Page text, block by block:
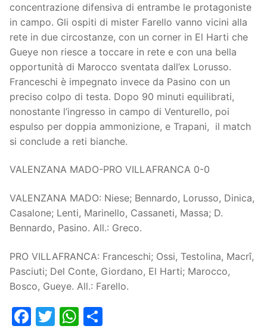
Piccoli amici
Pulcini
Primi calci
Esordienti
Juniores
Eccellenza
Settore Giovanile
Contatti
Sponsor
concentrazione difensiva di entrambe le protagoniste
in campo. Gli ospiti di mister Farello vanno vicini alla
rete in due circostanze, con un corner in El Harti che
Gueye non riesce a toccare in rete e con una bella
opportunità di Marocco sventata dall’ex Lorusso.
Franceschi è impegnato invece da Pasino con un
preciso colpo di testa. Dopo 90 minuti equilibrati,
nonostante l’ingresso in campo di Venturello, poi
espulso per doppia ammonizione, e Trapani, il match
si conclude a reti bianche.
VALENZANA MADO-PRO VILLAFRANCA 0-0
VALENZANA MADO: Niese; Bennardo, Lorusso, Dinica,
Casalone; Lenti, Marinello, Cassaneti, Massa; D.
Bennardo, Pasino. All.: Greco.
PRO VILLAFRANCA: Franceschi; Ossi, Testolina, Macrî,
Pasciuti; Del Conte, Giordano, El Harti; Marocco,
Bosco, Gueye. All.: Farello.
Facebook
TwitterWhatsApp